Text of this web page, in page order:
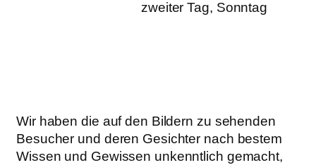
zweiter Tag, Sonntag
Wir haben die auf den Bildern zu sehenden
Besucher und deren Gesichter nach bestem
Wissen und Gewissen unkenntlich gemacht,